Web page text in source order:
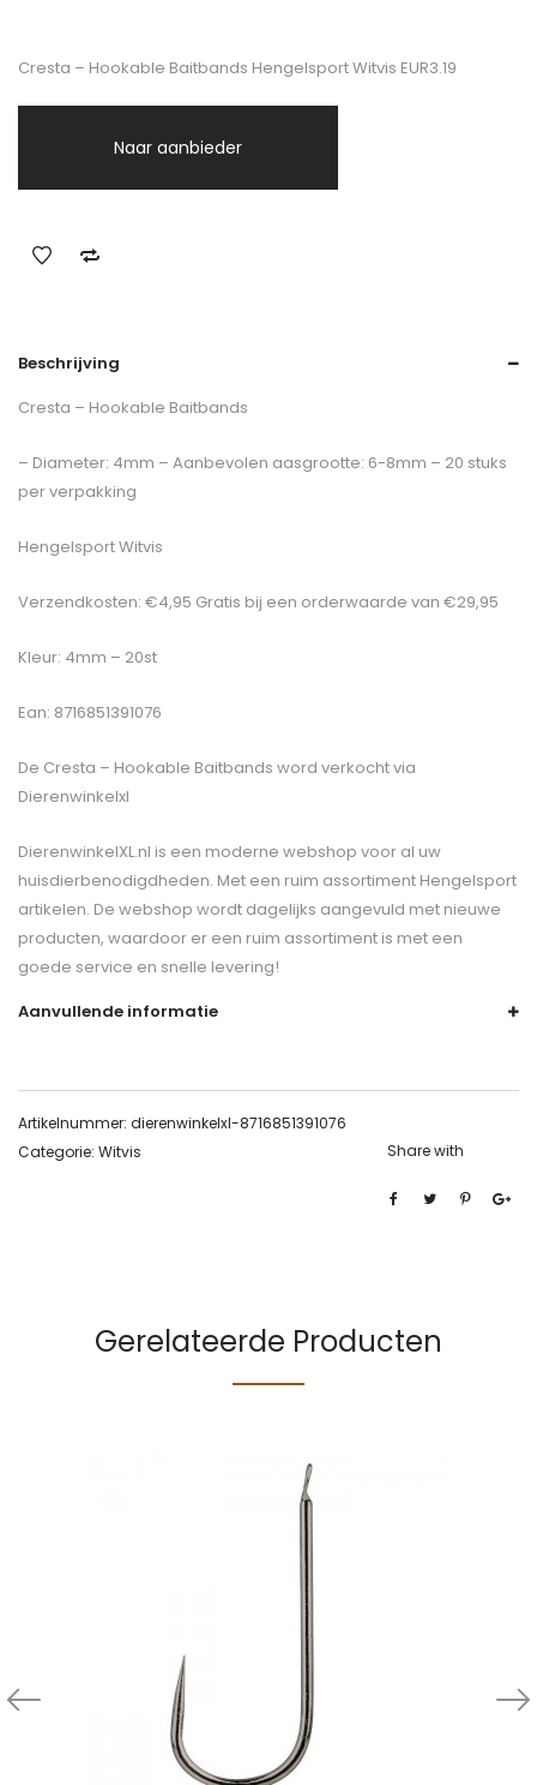
Cresta – Hookable Baitbands Hengelsport Witvis EUR3.19
Naar aanbieder
Beschrijving
Cresta – Hookable Baitbands
– Diameter: 4mm – Aanbevolen aasgrootte: 6-8mm – 20 stuks
per verpakking
Hengelsport Witvis
Verzendkosten: €4,95 Gratis bij een orderwaarde van €29,95
Kleur: 4mm – 20st
Ean: 8716851391076
De Cresta – Hookable Baitbands word verkocht via
Dierenwinkelxl
DierenwinkelXL.nl is een moderne webshop voor al uw
huisdierbenodigdheden. Met een ruim assortiment Hengelsport
artikelen. De webshop wordt dagelijks aangevuld met nieuwe
producten, waardoor er een ruim assortiment is met een
goede service en snelle levering!
Aanvullende informatie
Artikelnummer: dierenwinkelxl-8716851391076
Categorie: Witvis Share with
Gerelateerde Producten